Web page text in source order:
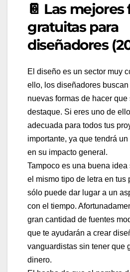
📔 Las
gratuitas para
diseñadores
El diseño es un sector muy
ello, los diseñadores
nuevas formas de hacer que
destaque. Si eres uno de
adecuada para todos tus
importante, ya que tendrá
en su impacto general.
Tampoco es una buena
el mismo tipo de letra en tus
sólo puede dar lugar a un
con el tiempo.
gran cantidad de fuentes
que te ayudarán a crear
vanguardistas sin tener que
dinero.